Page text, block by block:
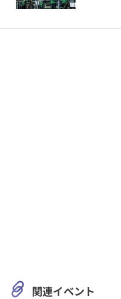
関連イベント